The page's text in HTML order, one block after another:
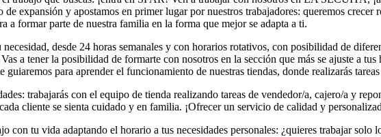
expansión y apostamos en primer lugar por nuestros trabajadores: queremos
a formar parte de nuestra familia en la forma que mejor se adapta a ti.
desde 24 horas semanales y con horarios rotativos, con posibilidad de
a tener la posibilidad de formarte con nosotros en la sección que más se ajuste a
para aprender el funcionamiento de nuestras tiendas, donde realizarás
trabajarás con el equipo de tienda realizando tareas de vendedor/a, cajero/a y
cliente se sienta cuidado y en familia. ¡Ofrecer un servicio de calidad y
con tu vida adaptando el horario a tus necesidades personales: ¿quieres trabajar solo